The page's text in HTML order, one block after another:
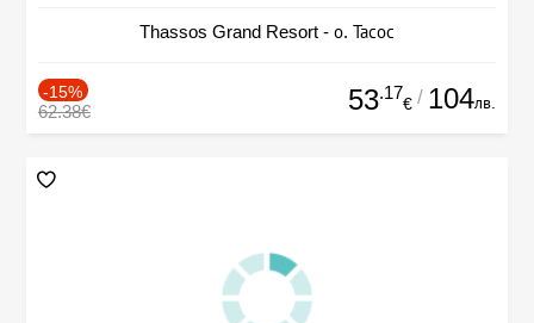
Thassos Grand Resort - о. Тасос
-15%
62.38€ 53.17
€ / 104лв.